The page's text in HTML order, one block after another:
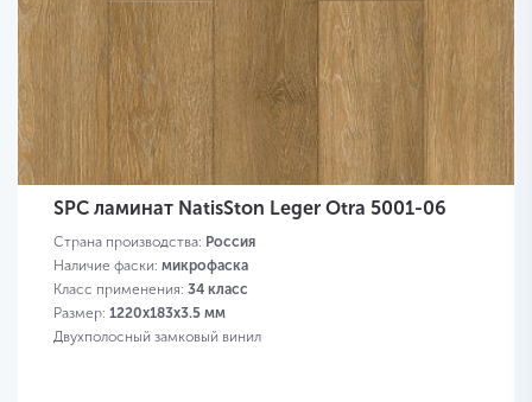
SPC ламинат NatisSton Leger Otra 5001-06
Страна производства: Россия
Наличие фаски: микрофаска
Класс применения: 34 класс
Размер: 1220x183x3.5 мм
Двухполосный замковый винил